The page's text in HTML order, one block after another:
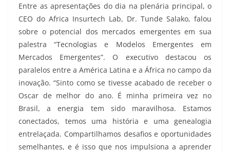
Entre as apresentações do dia na plenária principal, o
CEO do Africa Insurtech Lab, Dr. Tunde Salako, falou
sobre o potencial dos mercados emergentes em sua
palestra “Tecnologias e Modelos Emergentes em
Mercados Emergentes”. O executivo destacou os
paralelos entre a América Latina e a África no campo da
inovação. “Sinto como se tivesse acabado de receber o
Oscar de melhor do ano. É minha primeira vez no
Brasil, a energia tem sido maravilhosa. Estamos
conectados, temos uma história e uma genealogia
entrelaçada. Compartilhamos desafios e oportunidades
semelhantes, e é isso que nos impulsiona a aprender